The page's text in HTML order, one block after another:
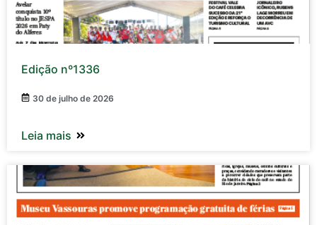
Edição nº1336
30 de julho de 2026
Leia mais